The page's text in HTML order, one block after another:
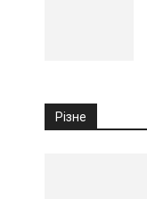
Різне